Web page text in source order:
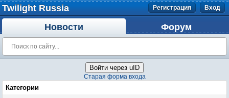
Twilight Russia Регистрация Вход
Новости Форум
Войти через uID
Старая форма входа
Категории